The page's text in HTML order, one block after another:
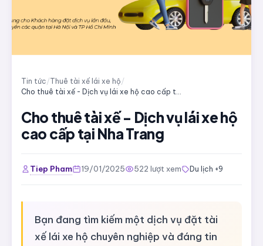
Tin tức /Thuê tài xế lái xe hộ /
Cho thuê tài xế - Dịch vụ lái xe hộ
cao cấp tại Nha Trang
Tiep Pham 19/01/2025 522 lượt xem Du lịch +9
Bạn đang tìm kiếm một dịch vụ đặt tài
xế lái xe hộ chuyên nghiệp và đáng tin